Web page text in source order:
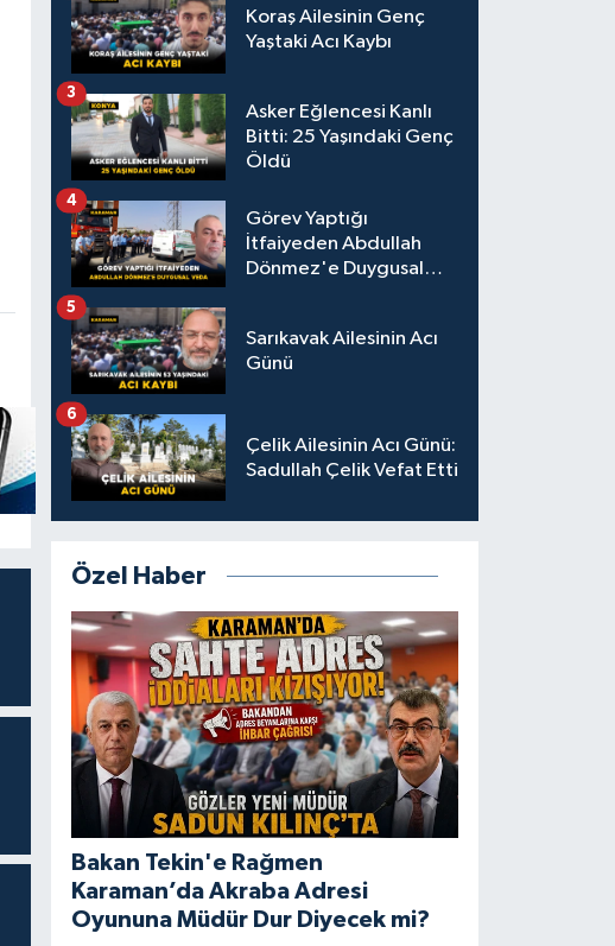
Koraş Ailesinin Genç
Yaştaki Acı Kaybı
Asker Eğlencesi Kanlı
Bitti: 25 Yaşındaki Genç
Öldü
3
Görev Yaptığı
İtfaiyeden Abdullah
Dönmez'e Duygusal
4
Sarıkavak Ailesinin Acı
Günü
5
Çelik Ailesinin Acı Günü:
Sadullah Çelik Vefat Etti
6
Özel Haber
Bakan Tekin'e Rağmen
Karaman’da Akraba Adresi
Oyununa Müdür Dur Diyecek mi?